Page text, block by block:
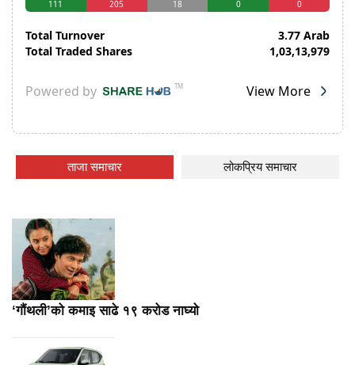
ताजा समाचार लोकप्रिय समाचार
‘गौंथली’को कमाइ साढे १९ करोड नाघ्यो